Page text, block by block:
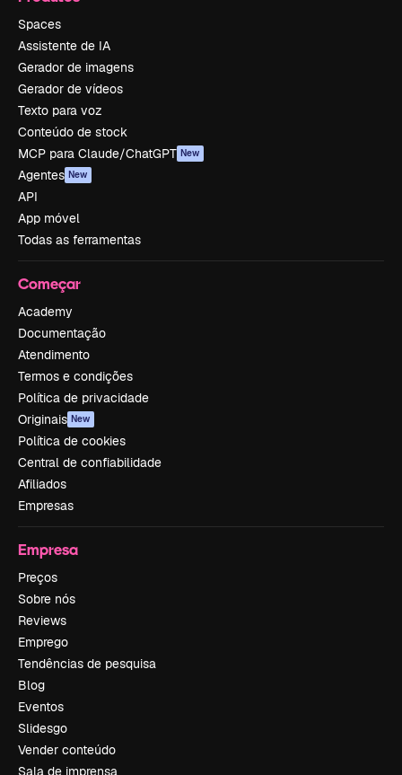
Spaces
Assistente de IA
Gerador de imagens
Gerador de vídeos
Texto para voz
Conteúdo de stock
MCP para Claude/ChatGPT New
Agentes New
API
App móvel
Todas as ferramentas
Começar
Academy
Documentação
Atendimento
Termos e condições
Política de privacidade
Originais New
Política de cookies
Central de confiabilidade
Afiliados
Empresas
Empresa
Preços
Sobre nós
Reviews
Emprego
Tendências de pesquisa
Blog
Eventos
Slidesgo
Vender conteúdo
Sala de imprensa